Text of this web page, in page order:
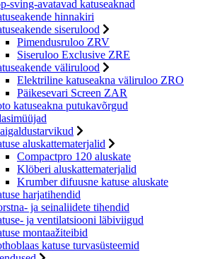
sving-avatavad katuseaknad
hinnakiri
siserulood
Pimendusruloo ZRV
Siseruloo Exclusive ZRE
välirulood
Elektriline katuseakna väliruloo ZRO
Päikesevari Screen ZAR
katuseakna putukavõrgud
aluskattematerjalid
Compactpro 120 aluskate
Klöberi aluskattematerjalid
Krumber difuusne katuse aluskate
harjatihendid
ja seinaliidete tihendid
ja ventilatsiooni läbiviigud
montaažiteibid
katuse turvasüsteemid